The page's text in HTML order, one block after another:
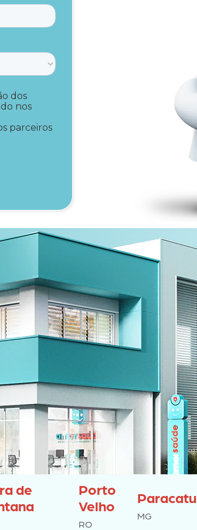
de
Porto
Velho
RO
Paracatu
MG